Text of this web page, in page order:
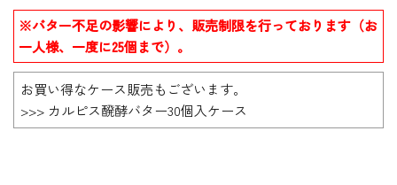
※バター不足の影響により、販売制限を行っております（お
一人様、一度に25個まで）。
お買い得なケース販売もございます。
>>> カルピス醗酵バター30個入ケース